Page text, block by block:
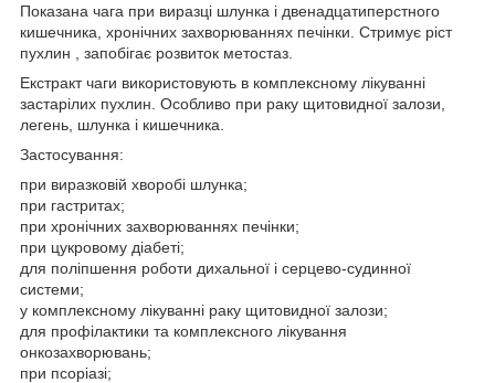
Показана чага при виразці шлунка і двенадцатиперстного
кишечника, хронічних захворюваннях печінки. Стримує ріст
пухлин , запобігає розвиток метостаз.
Екстракт чаги використовують в комплексному лікуванні
застарілих пухлин. Особливо при раку щитовидної залози,
легень, шлунка і кишечника.
Застосування:
при виразковій хворобі шлунка;
при гастритах;
при хронічних захворюваннях печінки;
при цукровому діабеті;
для поліпшення роботи дихальної і серцево-судинної
системи;
у комплексному лікуванні раку щитовидної залози;
для профілактики та комплексного лікування
онкозахворювань;
при псоріазі;